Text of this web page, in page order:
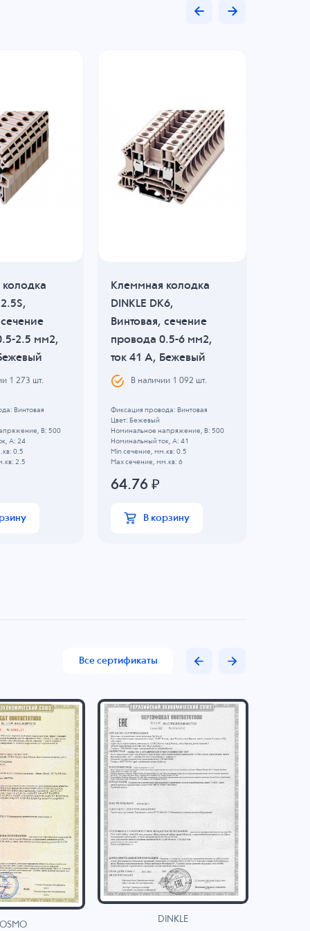
2.5 мм2,
1 273 шт.
Винтовая
B: 500
А: 24
0.5
2.5
Клеммная колодка
DINKLE DK6,
Винтовая, сечение
провода 0.5-6 мм2,
ток 41 A, Бежевый
В наличии 1 092 шт.
Фиксация провода: Винтовая
Цвет: Бежевый
Номинальное напряжение, B: 500
Номинальный ток, А: 41
Min сечение, мм.кв: 0.5
Max сечение, мм.кв: 6
64.76 ₽
В корзину
Все сертификаты
DINKLE